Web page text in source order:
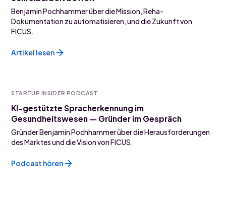
Benjamin Pochhammer über die Mission, Reha-
Dokumentation zu automatisieren, und die Zukunft von
FICUS.
Artikel lesen
STARTUP INSIDER PODCAST
KI-gestützte Spracherkennung im
Gesundheitswesen — Gründer im Gespräch
Gründer Benjamin Pochhammer über die Herausforderungen
des Marktes und die Vision von FICUS.
Podcast hören